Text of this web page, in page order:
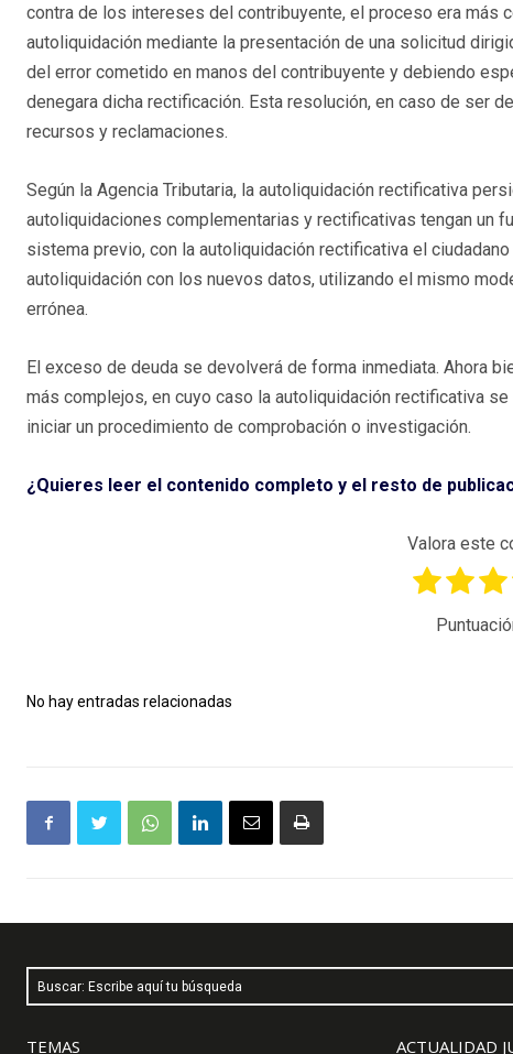
contra de los intereses del contribuyente, el proceso era más
autoliquidación mediante la presentación de una solicitud
del error cometido en manos del contribuyente y debiendo
denegara dicha rectificación. Esta resolución, en caso de ser
recursos y reclamaciones.
Según la Agencia Tributaria, la autoliquidación rectificativa
autoliquidaciones complementarias y rectificativas tengan un
sistema previo, con la autoliquidación rectificativa el
autoliquidación con los nuevos datos, utilizando el mismo
errónea.
El exceso de deuda se devolverá de forma inmediata. Ahora
más complejos, en cuyo caso la autoliquidación rectificativa
iniciar un procedimiento de comprobación o investigación.
¿Quieres leer el contenido completo y el resto de
Valora este
No hay entradas relacionadas
Buscar: Escribe aquí tu búsqueda
TEMAS ACTUALIDAD